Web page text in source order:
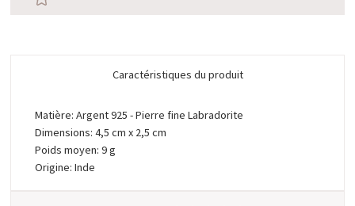
Caractéristiques du produit
Matière: Argent 925 - Pierre fine Labradorite
Dimensions: 4,5 cm x 2,5 cm
Poids moyen: 9 g
Origine: Inde